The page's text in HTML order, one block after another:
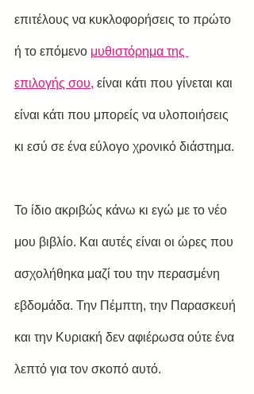
επιτέλους να κυκλοφορήσεις το πρώτο
ή το επόμενο μυθιστόρημα της
επιλογής σου, είναι κάτι που γίνεται και
είναι κάτι που μπορείς να υλοποιήσεις
κι εσύ σε ένα εύλογο χρονικό διάστημα.
Το ίδιο ακριβώς κάνω κι εγώ με το νέο
μου βιβλίο. Και αυτές είναι οι ώρες που
ασχολήθηκα μαζί του την περασμένη
εβδομάδα. Την Πέμπτη, την Παρασκευή
και την Κυριακή δεν αφιέρωσα ούτε ένα
λεπτό για τον σκοπό αυτό.